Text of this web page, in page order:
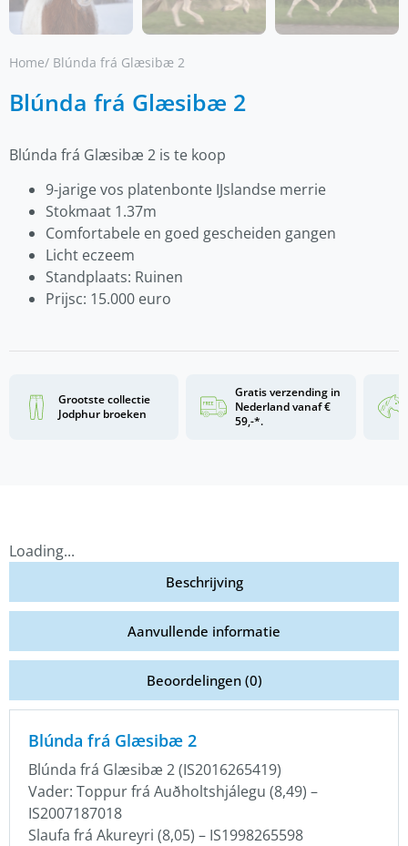
Home/ Blúnda frá Glæsibæ 2
Blúnda frá Glæsibæ 2
Blúnda frá Glæsibæ 2 is te koop
9-jarige vos platenbonte IJslandse merrie
Stokmaat 1.37m
Comfortabele en goed gescheiden gangen
Licht eczeem
Standplaats: Ruinen
Prijsc: 15.000 euro
Grootste collectie
Jodphur broeken
Gratis verzending in
Nederland vanaf €
59,-*.
Loading...
Beschrijving
Aanvullende informatie
Beoordelingen (0)
Blúnda frá Glæsibæ 2
Blúnda frá Glæsibæ 2 (IS2016265419)
Vader: Toppur frá Auðholtshjálegu (8,49) –
IS2007187018
Slaufa frá Akureyri (8,05) – IS1998265598